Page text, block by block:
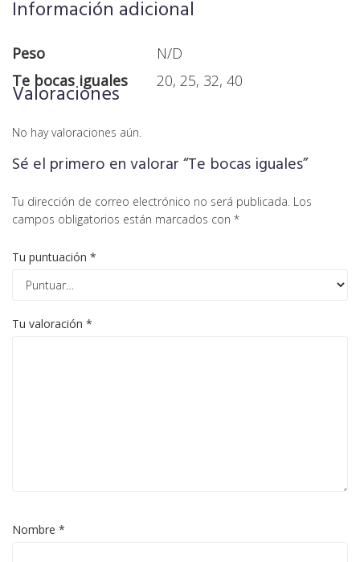
Información adicional
Peso
N/D
Te bocas iguales
20, 25, 32, 40
Valoraciones
No hay valoraciones aún.
Sé el primero en valorar “Te bocas iguales”
Tu dirección de correo electrónico no será publicada. Los
campos obligatorios están marcados con *
Tu puntuación *
Tu valoración *
Nombre *